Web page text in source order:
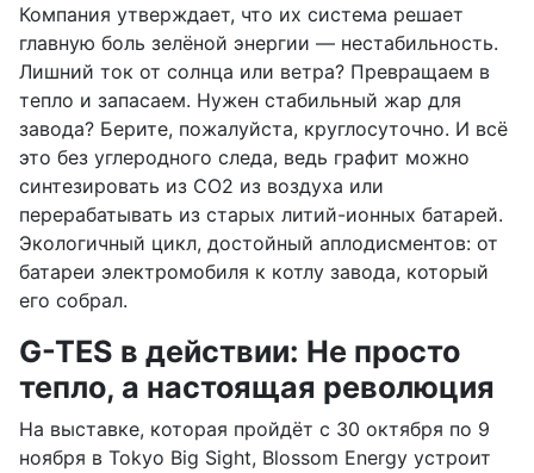
Компания утверждает, что их система решает
главную боль зелёной энергии — нестабильность.
Лишний ток от солнца или ветра? Превращаем в
тепло и запасаем. Нужен стабильный жар для
завода? Берите, пожалуйста, круглосуточно. И всё
это без углеродного следа, ведь графит можно
синтезировать из CO2 из воздуха или
перерабатывать из старых литий-ионных батарей.
Экологичный цикл, достойный аплодисментов: от
батареи электромобиля к котлу завода, который
его собрал.
G-TES в действии: Не просто
тепло, а настоящая революция
На выставке, которая пройдёт с 30 октября по 9
ноября в Tokyo Big Sight, Blossom Energy устроит